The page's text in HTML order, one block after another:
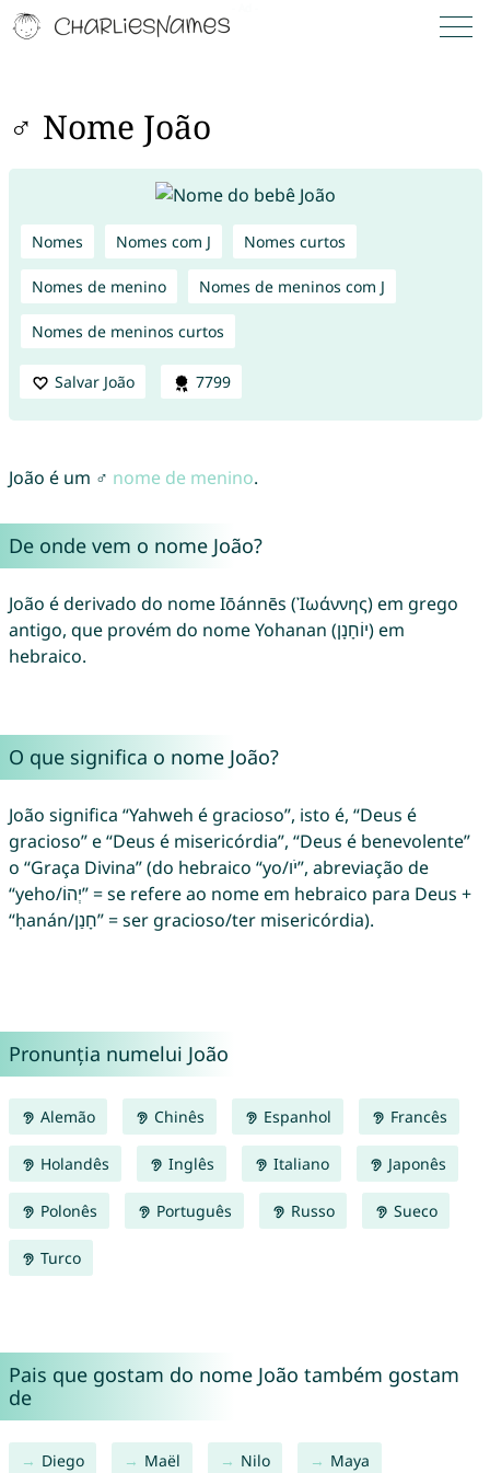
♂ Nome João
Nomes Nomes com J Nomes curtos
Nomes de menino Nomes de meninos com J
Nomes de meninos curtos
Salvar João 7799
João é um ♂ nome de menino.
De onde vem o nome João?
João é derivado do nome Iōánnēs (Ἰωάννης) em grego
antigo, que provém do nome Yohanan (יוֹחָנָן) em
hebraico.
O que significa o nome João?
João significa “Yahweh é gracioso”, isto é, “Deus é
gracioso” e “Deus é misericórdia”, “Deus é benevolente”
o “Graça Divina” (do hebraico “yo/יֹו”, abreviação de
“yeho/יְהוֹ” = se refere ao nome em hebraico para Deus +
“ḥanán/חָנַן” = ser gracioso/ter misericórdia).
Pronunția numelui João
Alemão Chinês Espanhol Francês
Holandês Inglês Italiano Japonês
Polonês Português Russo Sueco
Turco
Pais que gostam do nome João também gostam
de
Diego Maël Nilo Maya